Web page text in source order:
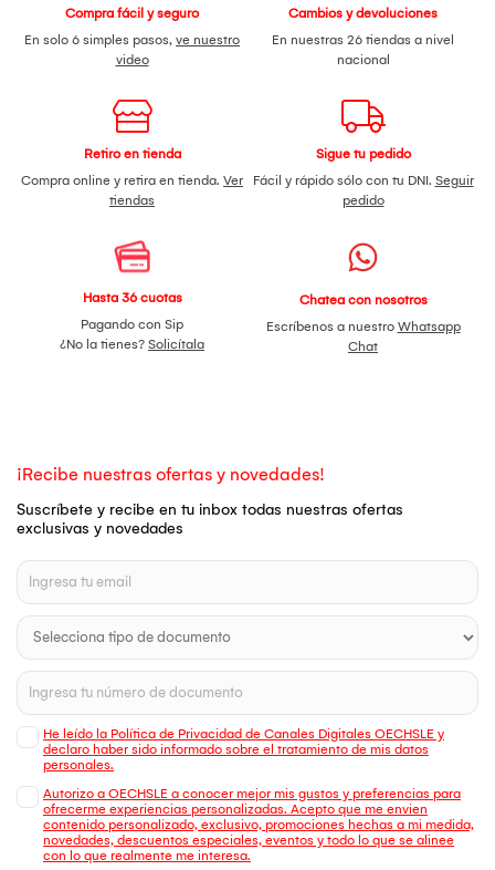
Compra fácil y seguro
En solo 6 simples pasos, ve nuestro
video
Cambios y devoluciones
En nuestras 26 tiendas a nivel
nacional
Retiro en tienda
Compra online y retira en tienda. Ver
tiendas
Sigue tu pedido
Fácil y rápido sólo con tu DNI. Seguir
pedido
Hasta 36 cuotas
Pagando con Sip
¿No la tienes? Solicítala
Chatea con nosotros
Escríbenos a nuestro Whatsapp
Chat
¡Recibe nuestras ofertas y novedades!
Suscríbete y recibe en tu inbox todas nuestras ofertas
exclusivas y novedades
He leído la Política de Privacidad de Canales Digitales OECHSLE y
declaro haber sido informado sobre el tratamiento de mis datos
personales.
Autorizo a OECHSLE a conocer mejor mis gustos y preferencias para
ofrecerme experiencias personalizadas. Acepto que me envien
contenido personalizado, exclusivo, promociones hechas a mi medida,
novedades, descuentos especiales, eventos y todo lo que se alinee
con lo que realmente me interesa.